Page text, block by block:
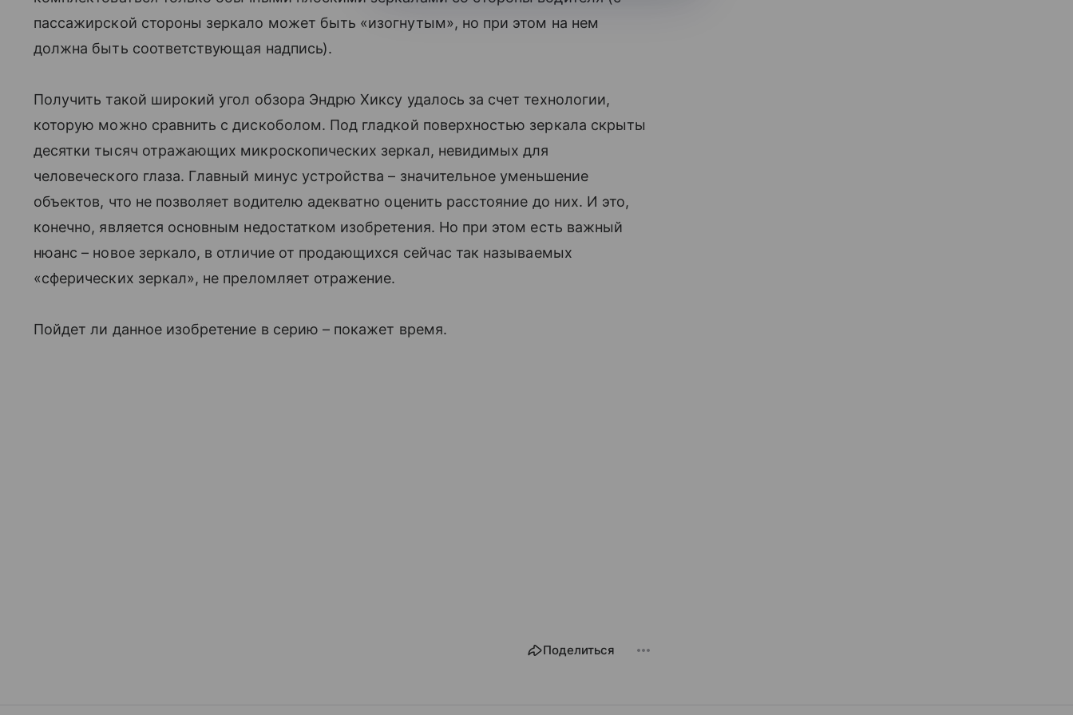
пассажирской стороны зеркало может быть «изогнутым», но при этом на нем
должна быть соответствующая надпись).
Получить такой широкий угол обзора Эндрю Хиксу удалось за счет технологии,
которую можно сравнить с дискоболом. Под гладкой поверхностью зеркала скрыты
десятки тысяч отражающих микроскопических зеркал, невидимых для
человеческого глаза. Главный минус устройства – значительное уменьшение
объектов, что не позволяет водителю адекватно оценить расстояние до них. И это,
конечно, является основным недостатком изобретения. Но при этом есть важный
нюанс – новое зеркало, в отличие от продающихся сейчас так называемых
«сферических зеркал», не преломляет отражение.
Пойдет ли данное изобретение в серию – покажет время.
Поделиться